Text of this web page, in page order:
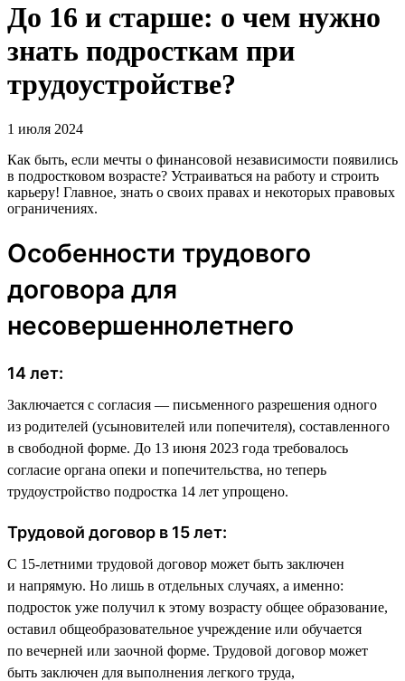
До 16 и старше: о чем нужно
знать подросткам при
трудоустройстве?
1 июля 2024
Как быть, если мечты о финансовой независимости появились
в подростковом возрасте? Устраиваться на работу и строить
карьеру! Главное, знать о своих правах и некоторых правовых
ограничениях.
Особенности трудового
договора для
несовершеннолетнего
14 лет:
Заключается с согласия — письменного разрешения одного
из родителей (усыновителей или попечителя), составленного
в свободной форме. До 13 июня 2023 года требовалось
согласие органа опеки и попечительства, но теперь
трудоустройство подростка 14 лет упрощено.
Трудовой договор в 15 лет:
С 15-летними трудовой договор может быть заключен
и напрямую. Но лишь в отдельных случаях, а именно:
подросток уже получил к этому возрасту общее образование,
оставил общеобразовательное учреждение или обучается
по вечерней или заочной форме. Трудовой договор может
быть заключен для выполнения легкого труда,